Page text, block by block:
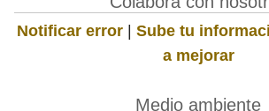
Notificar error | Sube tu
a mejorar
Medio ambiente